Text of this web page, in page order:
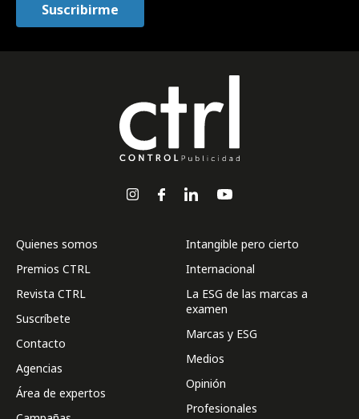
Quienes somos
Premios CTRL
Revista CTRL
Suscríbete
Contacto
Agencias
Área de expertos
Intangible pero cierto
Internacional
La ESG de las marcas a
examen
Marcas y ESG
Medios
Opinión
Profesionales